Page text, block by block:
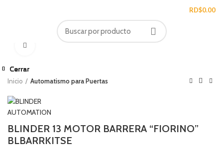
RD$0.00
Inicio Automatismo para Puertas
BLINDER 13 MOTOR BARRERA “FIORINO”
BLBARRKITSE
Cerrar
Cerrar
Cerrar
Cerrar
Cerrar
Cerrar
Cerrar
Cerrar